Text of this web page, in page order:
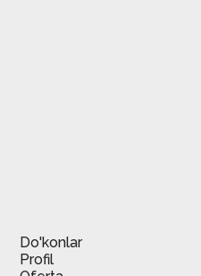
Do'konlar
Profil